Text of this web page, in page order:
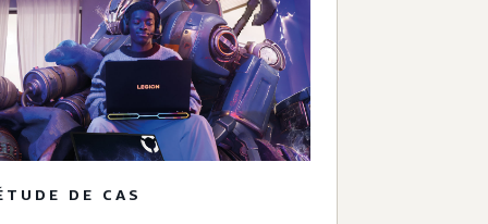
DE CAS